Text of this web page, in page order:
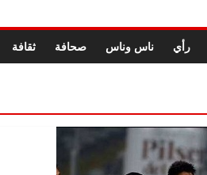
رأي ناس وناس صحافة ثقافة